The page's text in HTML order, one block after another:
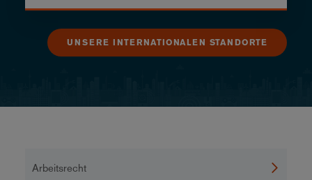
UNSERE INTERNATIONALEN STANDORTE
Arbeitsrecht